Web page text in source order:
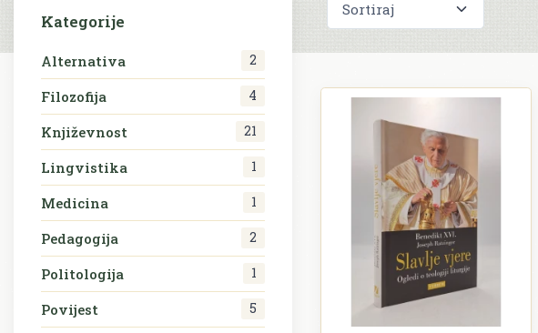
Kategorije
Alternativa 2
Filozofija 4
Književnost 21
Lingvistika 1
Medicina 1
Pedagogija 2
Politologija 1
Povijest 5